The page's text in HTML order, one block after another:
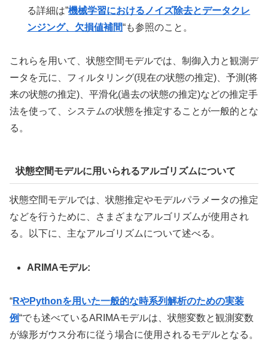
る詳細は”機械学習におけるノイズ除去とデータクレ
ンジング、欠損値補間“も参照のこと。
これらを用いて、状態空間モデルでは、制御入力と観測デ
ータを元に、フィルタリング(現在の状態の推定)、予測(将
来の状態の推定)、平滑化(過去の状態の推定)などの推定手
法を使って、システムの状態を推定することが一般的とな
る。
状態空間モデルに用いられるアルゴリズムについて
状態空間モデルでは、状態推定やモデルパラメータの推定
などを行うために、さまざまなアルゴリズムが使用され
る。以下に、主なアルゴリズムについて述べる。
ARIMAモデル:
“RやPythonを用いた一般的な時系列解析のための実装
例“でも述べているARIMAモデルは、状態変数と観測変数
が線形ガウス分布に従う場合に使用されるモデルとなる。